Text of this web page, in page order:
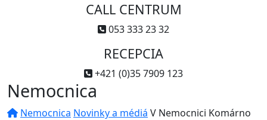
CALL CENTRUM
053 333 23 32
RECEPCIA
+421 (0)35 7909 123
Nemocnica
Nemocnica Novinky a médiá V Nemocnici Komárno